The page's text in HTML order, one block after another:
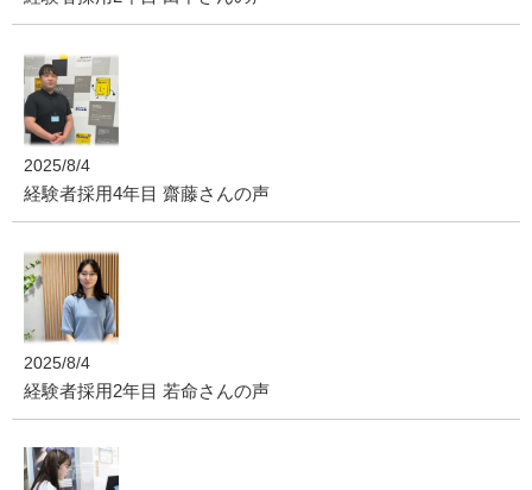
2025/8/4
経験者採用4年目 齋藤さんの声
2025/8/4
経験者採用2年目 若命さんの声